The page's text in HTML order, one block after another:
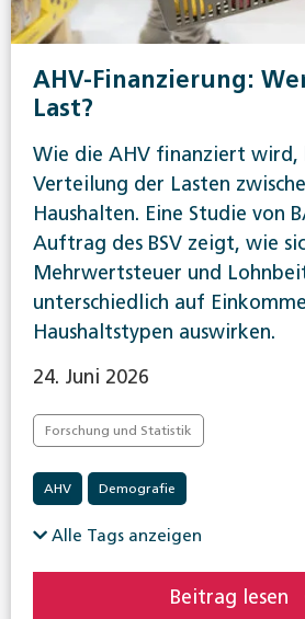
AHV-Finanzierung:
Last?
Wie die AHV finanziert wird,
Verteilung der Lasten
Haushalten. Eine Studie von
Auftrag des BSV zeigt, wie
Mehrwertsteuer und
unterschiedlich auf
Haushaltstypen auswirken.
24. Juni 2026
Forschung und Statistik
AHV Demografie
Alle Tags anzeigen
Beitrag lesen